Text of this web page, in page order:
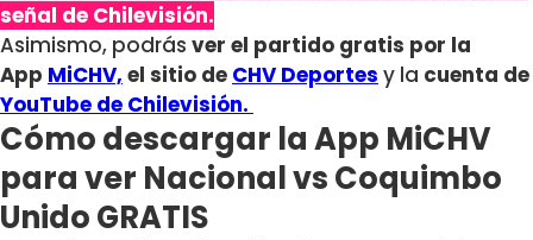
señal de Chilevisión.
Asimismo, podrás ver el partido gratis por la
App MiCHV, el sitio de CHV Deportes y la cuenta de
YouTube de Chilevisión.
Cómo descargar la App MiCHV
para ver Nacional vs Coquimbo
Unido GRATIS